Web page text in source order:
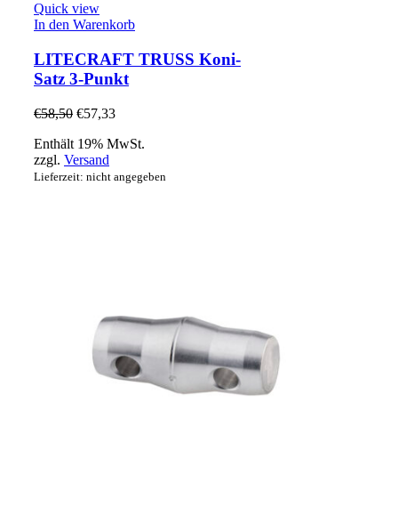
Quick view
In den Warenkorb
LITECRAFT TRUSS Koni-
Satz 3-Punkt
€58,50 €57,33
Enthält 19% MwSt.
zzgl. Versand
Lieferzeit: nicht angegeben